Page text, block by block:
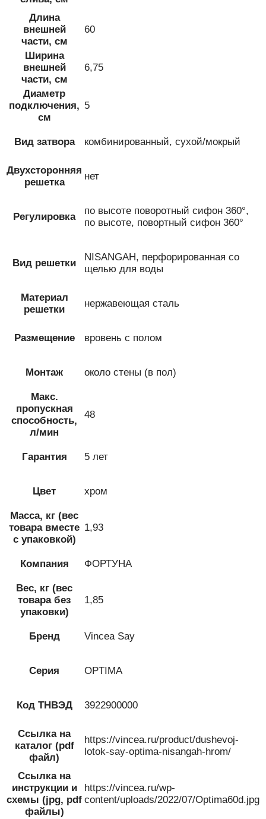
Длина
внешней
части, см
60
Ширина
внешней
части, см
6,75
Диаметр
подключения,
см
5
Вид затвора комбинированный, сухой/мокрый
Двухсторонняя
решетка
нет
Регулировка
по высоте поворотный сифон 360°,
по высоте, повортный сифон 360°
Вид решетки
NISANGAH, перфорированная со
щелью для воды
Материал
решетки
нержавеющая сталь
Размещение вровень с полом
Монтаж около стены (в пол)
Макс.
пропускная
способность,
л/мин
48
Гарантия 5 лет
Цвет хром
Масса, кг (вес
товара вместе
с упаковкой)
1,93
Компания ФОРТУНА
Вес, кг (вес
товара без
упаковки)
1,85
Бренд Vincea Say
Серия OPTIMA
Код ТНВЭД 3922900000
Ссылка на
каталог (pdf
файл)
https://vincea.ru/product/dushevoj-
lotok-say-optima-nisangah-hrom/
Ссылка на
инструкции и
схемы (jpg, pdf
файлы)
https://vincea.ru/wp-
content/uploads/2022/07/Optima60d.jpg